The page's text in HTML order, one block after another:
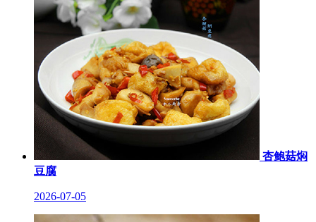
杏鲍菇焖
豆腐
2026-07-05